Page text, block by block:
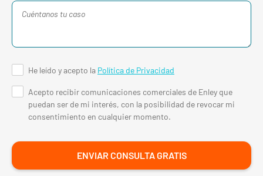
He leído y acepto la Política de Privacidad
Acepto recibir comunicaciones comerciales de Enley que
puedan ser de mi interés, con la posibilidad de revocar mi
consentimiento en cualquier momento.